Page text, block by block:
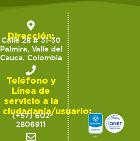
Dirección:
Calle 28 # 31-30
Palmira, Valle del
Cauca, Colombia
Teléfono y
Línea de
servicio a la
ciudadanía/usuario:
(+57) 602-
2806911